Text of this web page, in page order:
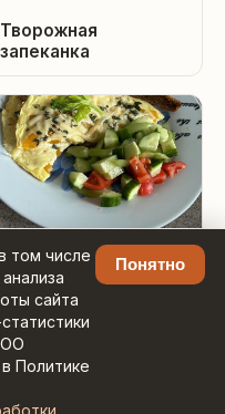
том числе
сайта
Политике
Понятно
Творожная
запеканка
Фриттата с тыквой